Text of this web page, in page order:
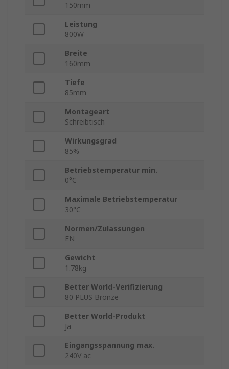
150mm
Leistung
800W
Breite
160mm
Tiefe
85mm
Montageart
Schreibtisch
Wirkungsgrad
85%
Betriebstemperatur min.
0°C
Maximale Betriebstemperatur
30°C
Normen/Zulassungen
EN
Gewicht
1.78kg
Better World-Verifizierung
80 PLUS Bronze
Better World-Produkt
Ja
Eingangsspannung max.
240V ac